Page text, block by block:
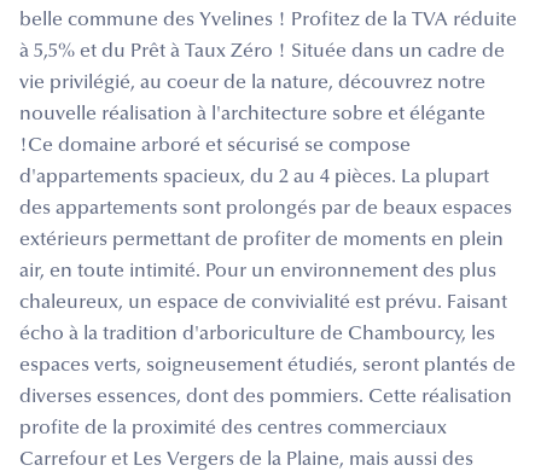
belle commune des Yvelines ! Profitez de la TVA réduite
à 5,5% et du Prêt à Taux Zéro ! Située dans un cadre de
vie privilégié, au coeur de la nature, découvrez notre
nouvelle réalisation à l'architecture sobre et élégante
!Ce domaine arboré et sécurisé se compose
d'appartements spacieux, du 2 au 4 pièces. La plupart
des appartements sont prolongés par de beaux espaces
extérieurs permettant de profiter de moments en plein
air, en toute intimité. Pour un environnement des plus
chaleureux, un espace de convivialité est prévu. Faisant
écho à la tradition d'arboriculture de Chambourcy, les
espaces verts, soigneusement étudiés, seront plantés de
diverses essences, dont des pommiers. Cette réalisation
profite de la proximité des centres commerciaux
Carrefour et Les Vergers de la Plaine, mais aussi des